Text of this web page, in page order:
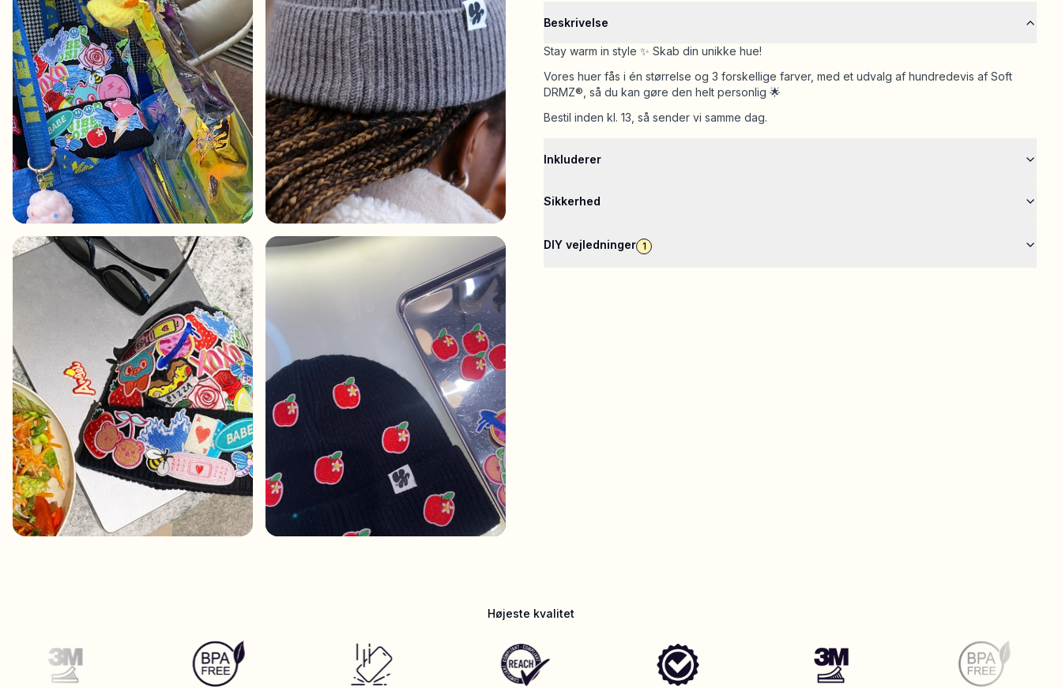
Alle produkter
Gaver
Limited Editions
Support
Mere
Mine designs Ønskeliste Mine ordrer
Beskrivelse
Stay warm in style ✨ Skab din unikke hue!
Vores huer fås i én størrelse og 3 forskellige farver, med et udvalg af hundredevis af Soft
DRMZ®, så du kan gøre den helt personlig 🌟
Bestil inden kl. 13, så sender vi samme dag.
Inkluderer
Sikkerhed
DIY vejledninger 1
Højeste kvalitet​